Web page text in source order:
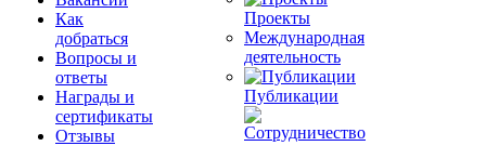
Как
добраться
Вопросы и
ответы
Награды и
сертификаты
Отзывы
Проекты
Международная
деятельность
Публикации